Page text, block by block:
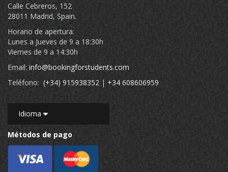
Calle Cebreros, 152
28011 Madrid, Spain.
Horario de apertura:
Lunes a Jueves de 9 a 18:30h
Viernes de 9 a 14:30h
Email: info@bookingforstudents.com
Teléfono: (+34) 915938352 | +34 608606959
Idioma
Métodos de pago